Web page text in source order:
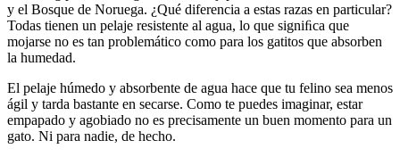
y el Bosque de Noruega. ¿Qué diferencia a estas razas en particular?
Todas tienen un pelaje resistente al agua, lo que signiﬁca que
mojarse no es tan problemático como para los gatitos que absorben
la humedad.
El pelaje húmedo y absorbente de agua hace que tu felino sea menos
ágil y tarda bastante en secarse. Como te puedes imaginar, estar
empapado y agobiado no es precisamente un buen momento para un
gato. Ni para nadie, de hecho.